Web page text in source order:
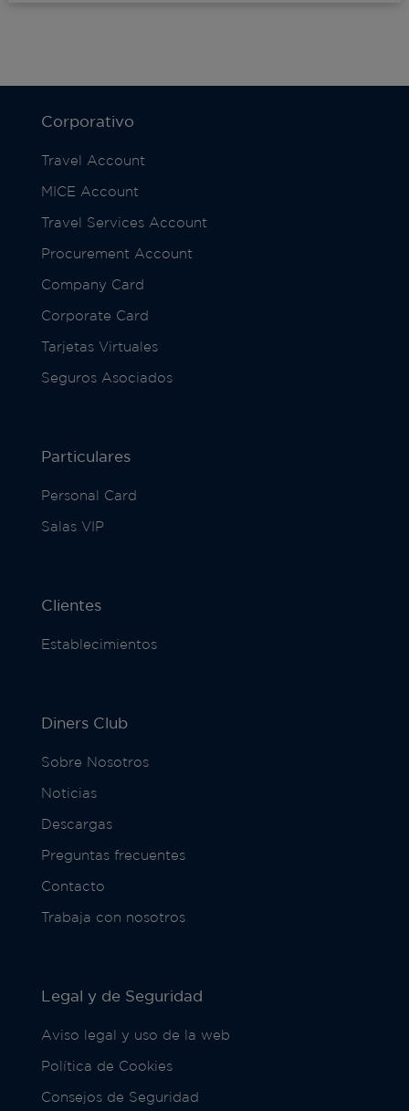
Corporativo
Travel Account
MICE Account
Travel Services Account
Procurement Account
Company Card
Corporate Card
Tarjetas Virtuales
Seguros Asociados
Particulares
Personal Card
Salas VIP
Clientes
Establecimientos
Diners Club
Sobre Nosotros
Noticias
Descargas
Preguntas frecuentes
Contacto
Trabaja con nosotros
Legal y de Seguridad
Aviso legal y uso de la web
Política de Cookies
Consejos de Seguridad